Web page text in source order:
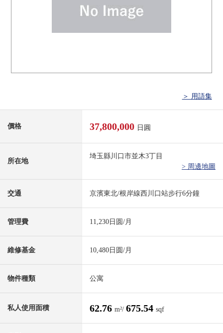
＞ 用語集
價格 37,800,000 日圓
所在地
埼玉縣川口市並木3丁目
> 周邊地圖
交通 京濱東北/根岸線西川口站步行6分鐘
管理費 11,230日圆/月
維修基金 10,480日圆/月
物件種類 公寓
私人使用面積 62.76 m²/ 675.54 sqf